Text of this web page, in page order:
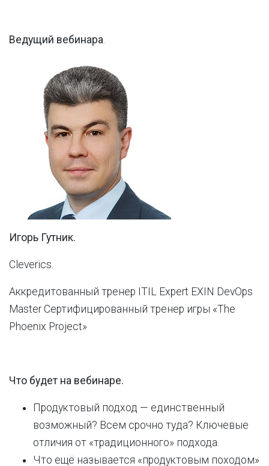
Ведущий вебинара.
Игорь Гутник.
Cleverics.
Аккредитованный тренер ITIL Expert EXIN DevOps
Master Сертифицированный тренер игры «The
Phoenix Project»
Что будет на вебинаре.
Продуктовый подход — единственный
возможный? Всем срочно туда? Ключевые
отличия от «традиционного» подхода.
Что ещё называется «продуктовым походом»